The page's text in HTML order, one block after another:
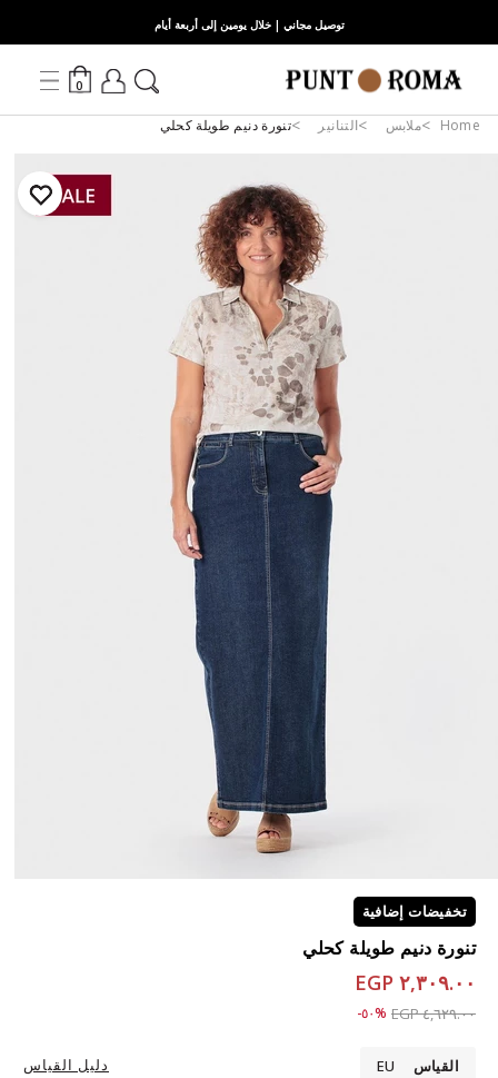
توصيل مجاني | خلال يومين إلى أربعة أيام
0
Home ملابس التنانير تنورة دنيم طويلة كحلي
تخفيضات إضافية
تنورة دنيم طويلة كحلي
٢,٣٠٩.٠٠ EGP
Price reduced from
٤,٦٢٩.٠٠ EGP to ٢,٣٠٩.٠٠ EGP%٥٠-
القياس EU دليل القياس